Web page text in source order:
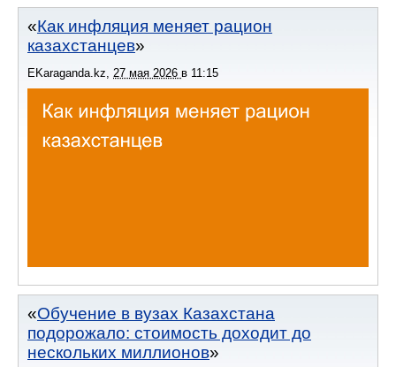
Как инфляция меняет рацион
казахстанцев
EKaraganda.kz 27 мая 2026 в 11:15
Обучение в вузах Казахстана
подорожало: стоимость доходит до
нескольких миллионов